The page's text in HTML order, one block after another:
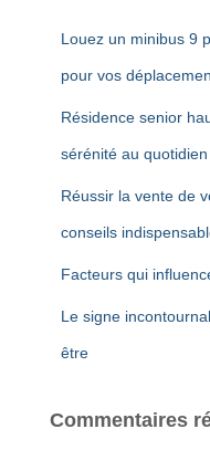
Louez un minibus 9
pour vos
Résidence senior
sérénité au quotidien
Réussir la vente de
conseils
Facteurs qui
Le signe
être
Commentaires